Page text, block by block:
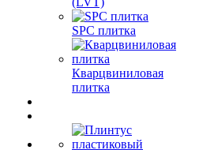
SPC плитка
Кварцвиниловая
плитка